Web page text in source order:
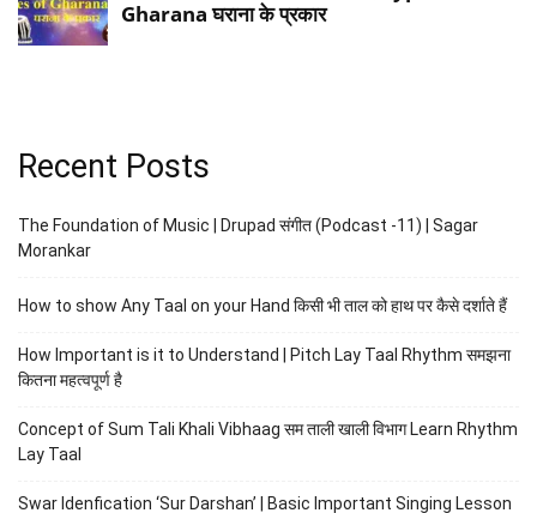
Recent Posts
The Foundation of Music | Drupad संगीत (Podcast -11) | Sagar
Morankar
How to show Any Taal on your Hand किसी भी ताल को हाथ पर कैसे दर्शाते हैं
How Important is it to Understand | Pitch Lay Taal Rhythm समझना
कितना महत्वपूर्ण है
Concept of Sum Tali Khali Vibhaag सम ताली खाली विभाग Learn Rhythm
Lay Taal
Swar Idenfication ‘Sur Darshan’ | Basic Important Singing Lesson